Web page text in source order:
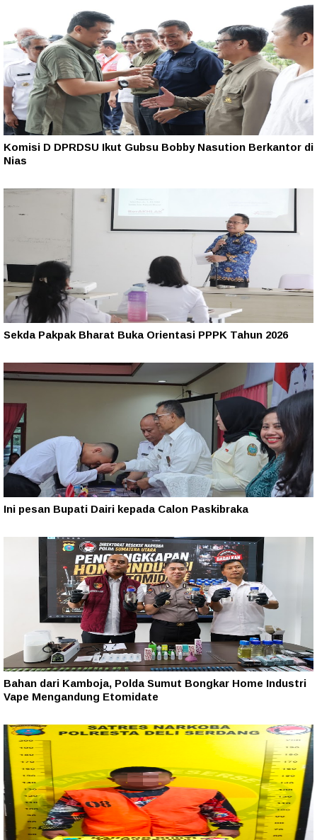
Komisi D DPRDSU Ikut Gubsu Bobby Nasution Berkantor di
Nias
Sekda Pakpak Bharat Buka Orientasi PPPK Tahun 2026
Ini pesan Bupati Dairi kepada Calon Paskibraka
Bahan dari Kamboja, Polda Sumut Bongkar Home Industri
Vape Mengandung Etomidate